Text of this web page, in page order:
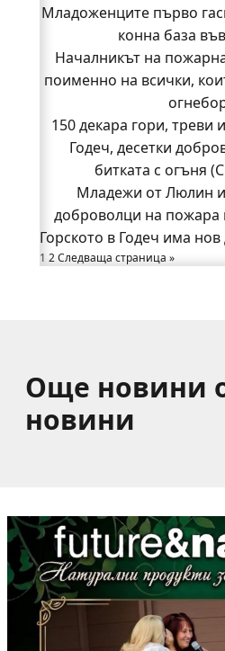
Младежи от Люлин
доброволци на
Началникът на
поименно на всички,
150 декара гори, треви
Годеч, десетки
битката с
Полицията влиза в селата
Възможни са
от
Какво накара Яна и
Младоженците първо
конна база
Началникът на
поименно на всички,
150 декара гори, треви
Годеч, десетки
битката с
Младежи от Люлин
доброволци на
Горското в Годеч има
1 2Следваща страница »
Още новини
новини